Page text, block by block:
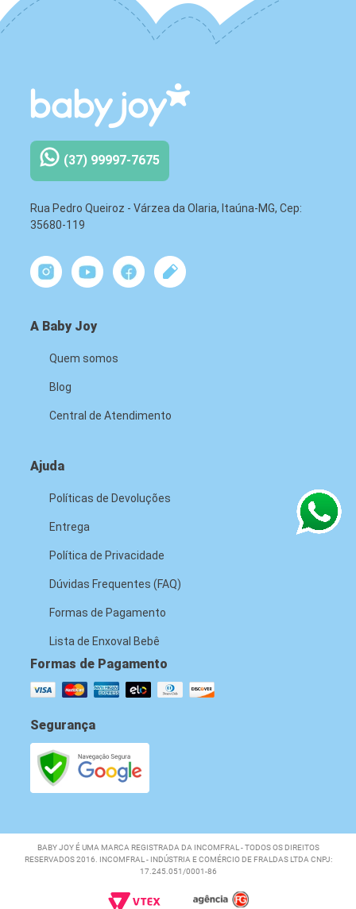
(37) 99997-7675
Rua Pedro Queiroz - Várzea da Olaria, Itaúna-MG, Cep:
35680-119
A Baby Joy
Quem somos
Blog
Central de Atendimento
Ajuda
Políticas de Devoluções
Entrega
Política de Privacidade
Dúvidas Frequentes (FAQ)
Formas de Pagamento
Lista de Enxoval Bebê
Formas de Pagamento
Segurança
BABY JOY É UMA MARCA REGISTRADA DA INCOMFRAL - TODOS OS DIREITOS
RESERVADOS 2016. INCOMFRAL - INDÚSTRIA E COMÉRCIO DE FRALDAS LTDA CNPJ:
17.245.051/0001-86